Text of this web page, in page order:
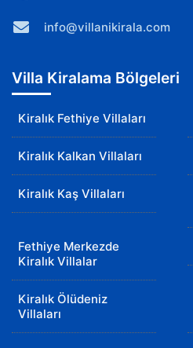
info@villanikirala.com
Villa Kiralama Bölgeleri
Kiralık Fethiye Villaları
Kiralık Kalkan Villaları
Kiralık Kaş Villaları
Fethiye Merkezde
Kiralık Villalar
Kiralık Ölüdeniz
Villaları